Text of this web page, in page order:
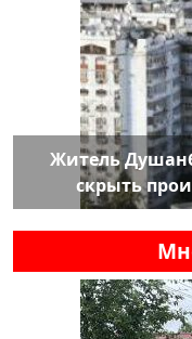
Житель
скрыть